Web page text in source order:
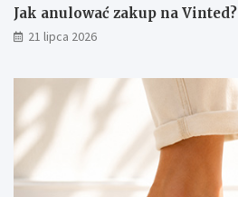
Jak anulować zakup na Vinted?
21 lipca 2026